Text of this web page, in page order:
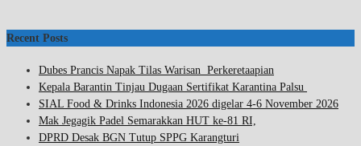
Recent Posts
Dubes Prancis Napak Tilas Warisan Perkeretaapian
Kepala Barantin Tinjau Dugaan Sertifikat Karantina Palsu
SIAL Food & Drinks Indonesia 2026 digelar 4-6 November 2026
Mak Jegagik Padel Semarakkan HUT ke-81 RI,
DPRD Desak BGN Tutup SPPG Karangturi